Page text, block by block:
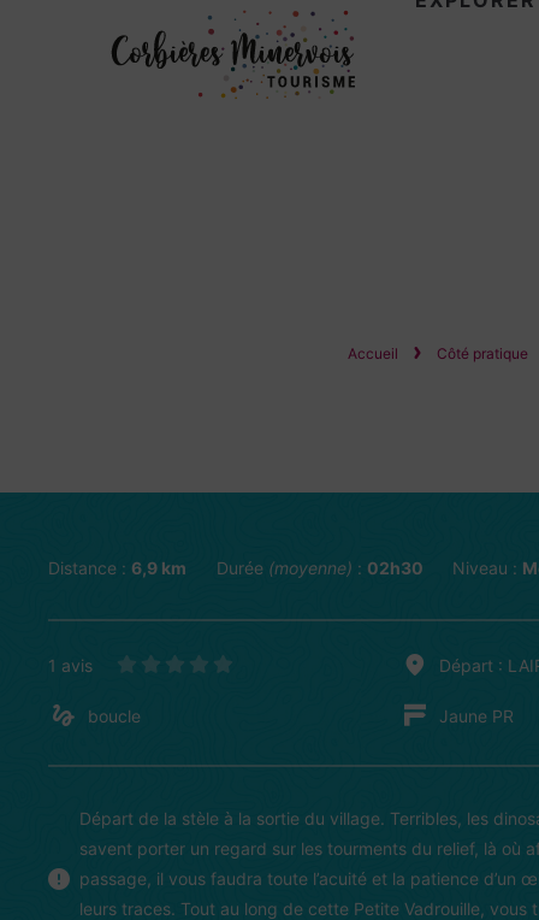
Accueil Côté pratique
Distance : 6,9 km Durée (moyenne) : 02h30 Niveau :
1 avis Départ :
boucle Jaune PR
Départ de la stèle à la sortie du village. Terribles, les
savent porter un regard sur les tourments du relief, là où
passage, il vous faudra toute l’acuité et la patience d’un
leurs traces. Tout au long de cette Petite Vadrouille, vous